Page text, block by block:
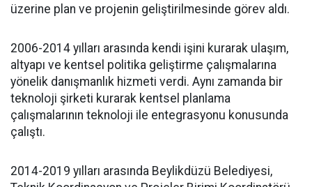
üzerine plan ve projenin geliştirilmesinde görev aldı.
2006-2014 yılları arasında kendi işini kurarak ulaşım,
altyapı ve kentsel politika geliştirme çalışmalarına
yönelik danışmanlık hizmeti verdi. Aynı zamanda bir
teknoloji şirketi kurarak kentsel planlama
çalışmalarının teknoloji ile entegrasyonu konusunda
çalıştı.
2014-2019 yılları arasında Beylikdüzü Belediyesi,